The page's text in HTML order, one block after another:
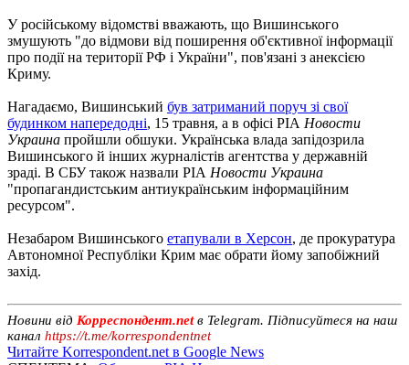
У російському відомстві вважають, що Вишинського
змушують "до відмови від поширення об'єктивної інформації
про події на території РФ і України", пов'язані з анексією
Криму.
Нагадаємо, Вишинський був затриманий поруч зі свої
будинком напередодні, 15 травня, а в офісі РІА Новости
Украина пройшли обшуки. Українська влада запідозрила
Вишинського й інших журналістів агентства у державній
зраді. В СБУ також назвали РІА Новости Украина
"пропагандистським антиукраїнським інформаційним
ресурсом".
Незабаром Вишинського етапували в Херсон, де прокуратура
Автономної Республіки Крим має обрати йому запобіжний
захід.
Новини від Корреспондент.netв Telegram. Підписуйтеся на наш
канал https://t.me/korrespondentnet
Читайте Korrespondent.net в Google News